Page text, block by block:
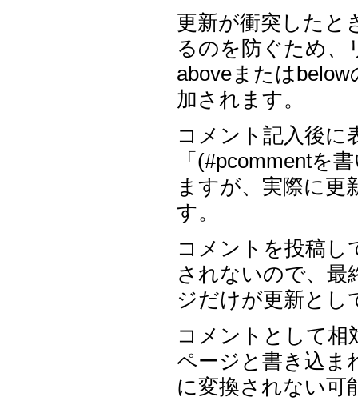
更新が衝突したと
るのを防ぐため、
aboveまたは
加されます。
コメント記入後に
「(#pcommentを
ますが、実際に
す。
コメントを投稿し
されないので、最
ジだけが更新とし
コメントとして相
ページと書き込ま
に変換されない可